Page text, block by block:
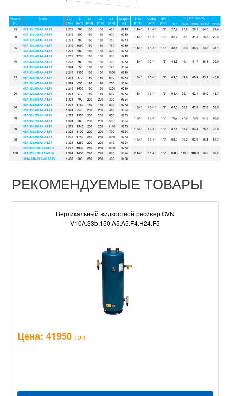
РЕКОМЕНДУЕМЫЕ ТОВАРЫ
Вертикальный жидкостной ресивер GVN
V10A.33b.150.A5.A5.F4.H24.F5
Цена: 41950 грн